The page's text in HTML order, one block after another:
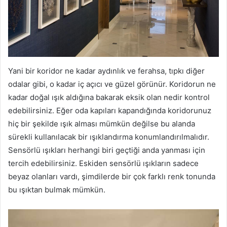
Yani bir koridor ne kadar aydınlık ve ferahsa, tıpkı diğer
odalar gibi, o kadar iç açıcı ve güzel görünür. Koridorun ne
kadar doğal ışık aldığına bakarak eksik olan nedir kontrol
edebilirsiniz. Eğer oda kapıları kapandığında koridorunuz
hiç bir şekilde ışık alması mümkün değilse bu alanda
sürekli kullanılacak bir ışıklandırma konumlandırılmalıdır.
Sensörlü ışıkları herhangi biri geçtiği anda yanması için
tercih edebilirsiniz. Eskiden sensörlü ışıkların sadece
beyaz olanları vardı, şimdilerde bir çok farklı renk tonunda
bu ışıktan bulmak mümkün.